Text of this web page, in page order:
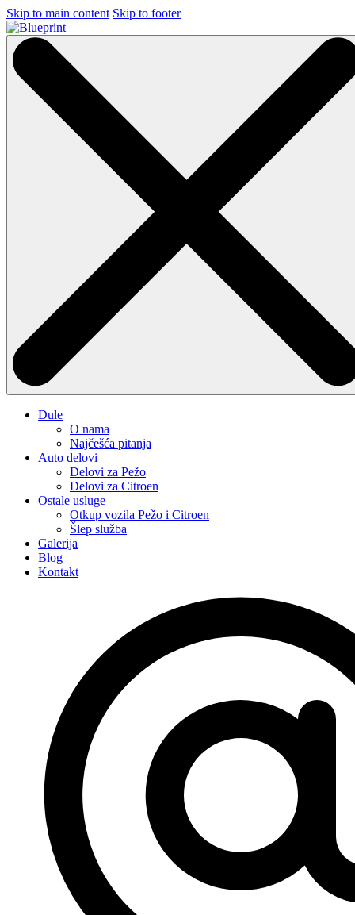
Skip to main content Skip to footer
Dule
O nama
Najčešća pitanja
Auto delovi
Delovi za Pežo
Delovi za Citroen
Ostale usluge
Otkup vozila Pežo i Citroen
Šlep služba
Galerija
Blog
Kontakt